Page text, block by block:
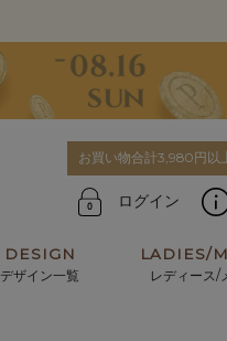
お買い物合計3,980円以
ログイン
DESIGN
デザイン一覧
LADIES/
レディース/